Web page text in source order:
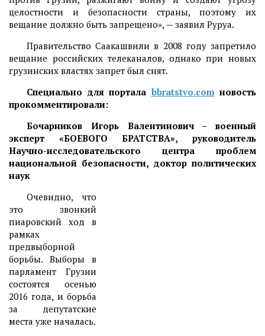
целостности и безопасности страны, поэтому их
вещание должно быть запрещено», — заявил Руруа.
Правительство Саакашвили в 2008 году запретило
вещание российских телеканалов, однако при новых
грузинских властях запрет был снят.
Специально для портала bbratstvo.comновость
прокомментировали:
Бочарников Игорь Валентинович – военный
эксперт «БОЕВОГО БРАТСТВА», руководитель
Научно-исследовательского центра проблем
национальной безопасности, доктор политических
наук
Очевидно, что
это звонкий
пиаровский ход в
рамках
предвыборной
борьбы. Выборы в
парламент Грузии
состоятся осенью
2016 года, и борьба
за депутатские
места уже началась.